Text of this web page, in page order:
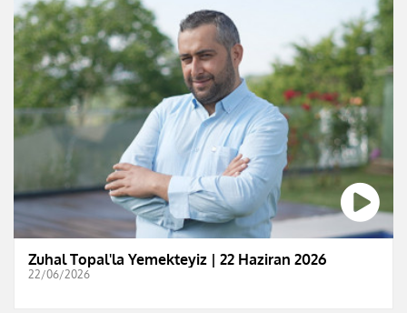
Zuhal Topal'la Yemekteyiz | 22 Haziran 2026
22/06/2026